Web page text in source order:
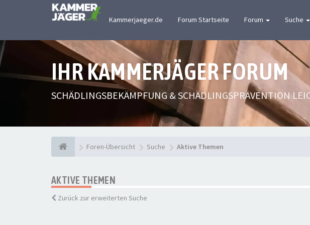
Kammerjaeger.de Forum Startseite Forum Suche
IHR KAMMERJÄGER FORUM
SCHÄDLINGSBEKÄMPFUNG & SCHÄDLINGSPRÄVENTION
Foren-Übersicht Suche Aktive Themen
AKTIVE THEMEN
Zurück zur erweiterten Suche